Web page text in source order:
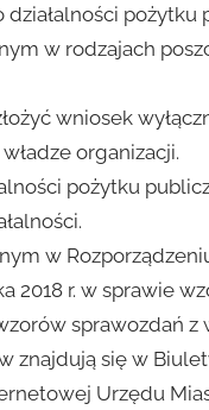
działalności pożytku
w rodzajach
wniosek
organizacji.
pożytku
w
2018 r. w sprawie
sprawozdań z
znajdują się w
Urzędu